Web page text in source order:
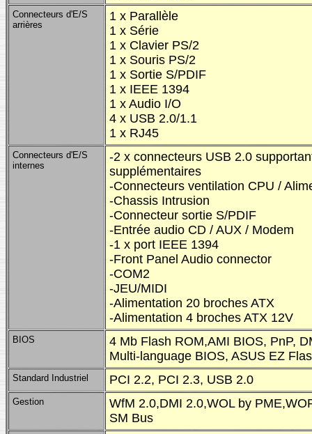
Connecteurs d'E/S
arrières
1 x Parallèle
1 x Série
1 x Clavier PS/2
1 x Souris PS/2
1 x Sortie S/PDIF
1 x IEEE 1394
1 x Audio I/O
4 x USB 2.0/1.1
1 x RJ45
Connecteurs d'E/S
internes
-2 x connecteurs USB 2.0
supplémentaires
-Connecteurs ventilation CPU /
-Chassis Intrusion
-Connecteur sortie S/PDIF
-Entrée audio CD / AUX / Modem
-1 x port IEEE 1394
-Front Panel Audio connector
-COM2
-JEU/MIDI
-Alimentation 20 broches ATX
-Alimentation 4 broches ATX 12V
BIOS
4 Mb Flash ROM,AMI BIOS, PnP,
Multi-language BIOS, ASUS EZ
Standard Industriel PCI 2.2, PCI 2.3, USB 2.0
Gestion
WfM 2.0,DMI 2.0,WOL by
SM Bus